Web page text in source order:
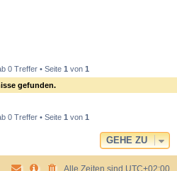
0 Treffer • Seite 1von 1
gefunden.
0 Treffer • Seite 1von 1
GEHE ZU